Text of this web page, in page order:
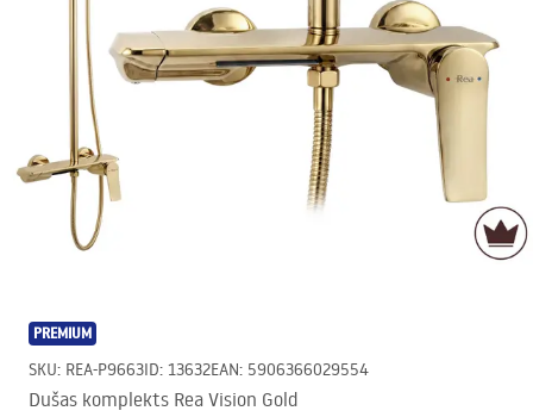
PREMIUM
SKU: REA-P9663ID: 13632EAN: 5906366029554
Dušas komplekts Rea Vision Gold